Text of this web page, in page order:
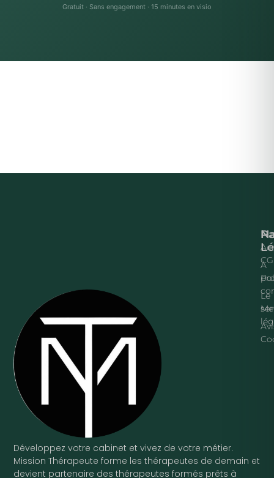
Gratuit · Sans engagement · 15 minutes en visio
Développez votre cabinet et vivez de votre métier.
Mission Thérapeute forme les thérapeutes de demain et
devient partenaire des thérapeutes formés prêts à
À
Le